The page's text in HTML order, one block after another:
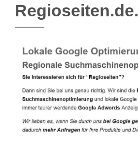
Regioseiten.de.